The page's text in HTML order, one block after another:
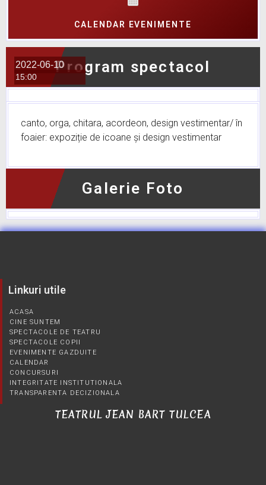
CALENDAR EVENIMENTE
Program spectacol
2022-06-10
15:00
canto, orga, chitara, acordeon, design vestimentar/ în
foaier: expoziție de icoane și design vestimentar
Galerie Foto
Linkuri utile
ACASA
CINE SUNTEM
SPECTACOLE DE TEATRU
SPECTACOLE COPII
EVENIMENTE GAZDUITE
CALENDAR
CONCURSURI
INTEGRITATE INSTITUTIONALA
TRANSPARENTA DECIZIONALA
TEATRUL JEAN BART TULCEA